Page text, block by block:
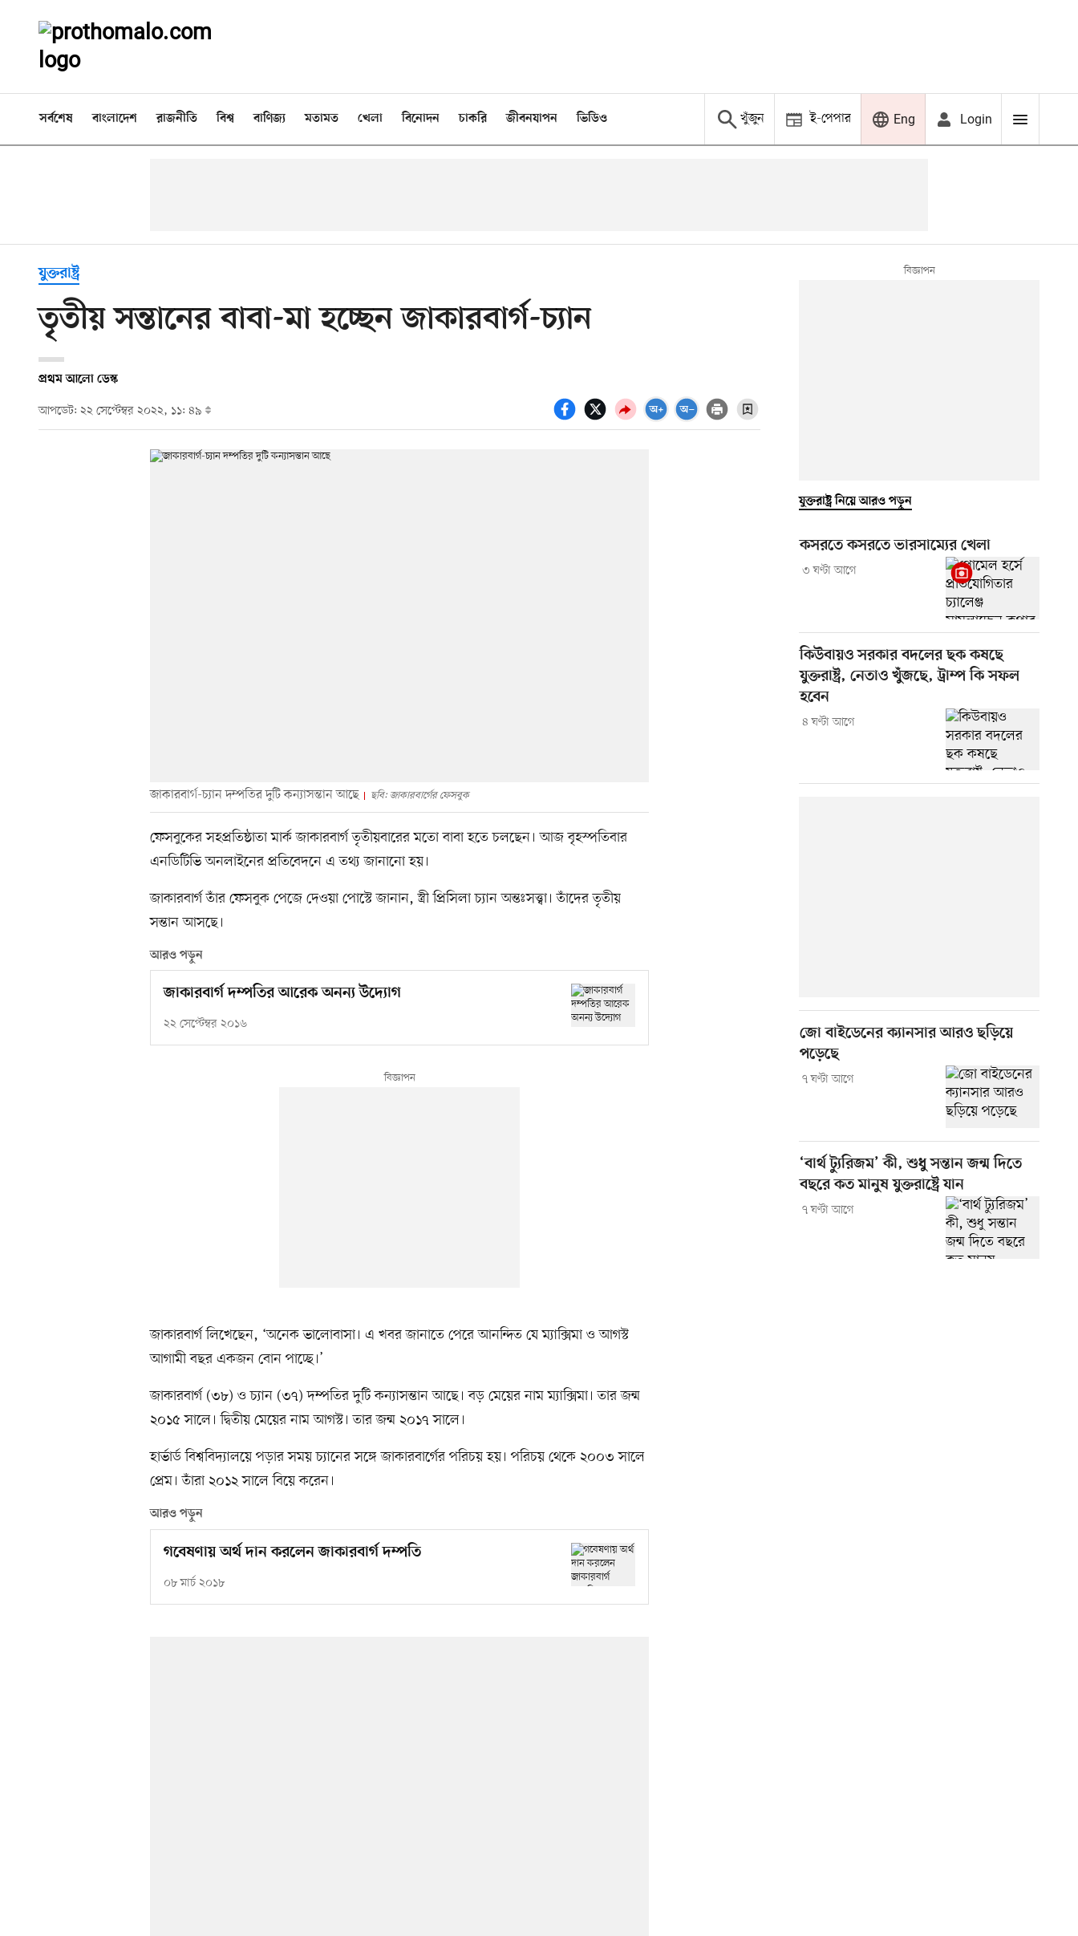
সর্বশেষ বাংলাদেশ রাজনীতি বিশ্ব বাণিজ্য মতামত খেলা বিনোদন চাকরি জীবনযাপন ভিডিও খুঁজুন ই-পেপার Eng Login
যুক্তরাষ্ট্র
তৃতীয় সন্তানের বাবা-মা হচ্ছেন জাকারবার্গ-চ্যান
প্রথম আলো ডেস্ক
আপডেট: ২২ সেপ্টেম্বর ২০২২, ১১: ৪৯
জাকারবার্গ-চ্যান দম্পতির দুটি কন্যাসন্তান আছে ছবি: জাকারবার্গের ফেসবুক
ফেসবুকের সহপ্রতিষ্ঠাতা মার্ক জাকারবার্গ তৃতীয়বারের মতো বাবা হতে চলছেন। আজ বৃহস্পতিবার
এনডিটিভি অনলাইনের প্রতিবেদনে এ তথ্য জানানো হয়।
জাকারবার্গ তাঁর ফেসবুক পেজে দেওয়া পোস্টে জানান, স্ত্রী প্রিসিলা চ্যান অন্তঃসত্ত্বা। তাঁদের তৃতীয়
সন্তান আসছে।
আরও পড়ুন
জাকারবার্গ দম্পতির আরেক অনন্য উদ্যোগ
২২ সেপ্টেম্বর ২০১৬
জাকারবার্গ লিখেছেন, ‘অনেক ভালোবাসা। এ খবর জানাতে পেরে আনন্দিত যে ম্যাক্সিমা ও আগস্ট
আগামী বছর একজন বোন পাচ্ছে।’
জাকারবার্গ (৩৮) ও চ্যান (৩৭) দম্পতির দুটি কন্যাসন্তান আছে। বড় মেয়ের নাম ম্যাক্সিমা। তার জন্ম
২০১৫ সালে। দ্বিতীয় মেয়ের নাম আগস্ট। তার জন্ম ২০১৭ সালে।
হার্ভার্ড বিশ্ববিদ্যালয়ে পড়ার সময় চ্যানের সঙ্গে জাকারবার্গের পরিচয় হয়। পরিচয় থেকে ২০০৩ সালে
প্রেম। তাঁরা ২০১২ সালে বিয়ে করেন।
আরও পড়ুন
গবেষণায় অর্থ দান করলেন জাকারবার্গ দম্পতি
০৮ মার্চ ২০১৮
যুক্তরাষ্ট্র নিয়ে আরও পড়ুন
কসরতে কসরতে ভারসাম্যের খেলা
৩ ঘণ্টা আগে
কিউবায়ও সরকার বদলের ছক কষছে
যুক্তরাষ্ট্র, নেতাও খুঁজছে, ট্রাম্প কি সফল
হবেন
৪ ঘণ্টা আগে
জো বাইডেনের ক্যানসার আরও ছড়িয়ে
পড়েছে
৭ ঘণ্টা আগে
‘বার্থ ট্যুরিজম’ কী, শুধু সন্তান জন্ম দিতে
বছরে কত মানুষ যুক্তরাষ্ট্রে যান
৭ ঘণ্টা আগে